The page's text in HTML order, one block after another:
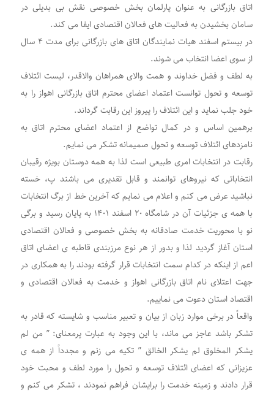
اتاق بازرگانی به عنوان پارلمان بخش خصوصی نقش بی بدیلی در
سامان بخشیدن به فعالیت های فعالان اقتصادی ایفا می کند.
در بیستم اسفند هیات نمایندگان اتاق های بازرگانی برای مدت ۴ سال
از سوی اعضا انتخاب می شوند.
به لطف و فضل خداوند و همت والای همراهان والاقدر، لیست ائتلاف
توسعه و تحول توانست اعتماد اعضای محترم اتاق بازرگانی اهواز را به
خود جلب نماید‌ و این ائتلاف را پیروز این رقابت گرداند.
برهمین اساس و در کمال تواضع از اعتماد اعضای محترم اتاق به
نامزدهای ائتلاف توسعه و تحول صمیمانه تشکر می نمایم.
رقابت در انتخابات امری طبیعی است لذا به همه دوستان بویژه رقیبان
انتخاباتی که نیروهای توانمند و قابل تقدیری می باشند پ، خسته
نباشید عرض می کنم و اعلام می نمایم که آخرین خط از برگ انتخابات
با همه ی جزئیات آن در شامگاه ۲۰ اسفند ۱۴۰۱ به پایان رسید و برگی
نو‌ با محوریت خدمت صادقانه به بخش خصوصی و فعالان اقتصادی
استان آغاز گردید لذا و بدور از هر نوع مرزبندی قاطبه ی اعضای اتاق
اعم از اینکه در کدام سمت انتخابات قرار گرفته بودند را به همکاری در
جهت اعتلای نام اتاق بازرگانی اهواز و خدمت به فعالان اقتصادی و
اقتصاد استان دعوت می نماییم.
واقعاً در برخی موارد زبان از بیان و تعبیر مناسب و شایسته که قادر به
تشکر باشد عاجز می ماند، با این وجود به عبارت پرمعنای: ” من لم
یشکر المخلوق لم یشکر الخالق ” تکیه می زنم و مجدداً از همه ی
عزیزانی که اعضای ائتلاف توسعه و تحول را مورد لطف و محبت خود
قرار دادند و زمینه خدمت را برایشان فراهم نمودند ، تشکر می کنم و